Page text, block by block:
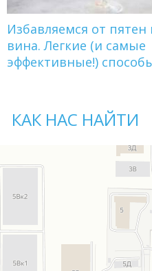
Избавляемся от пятен
вина. Легкие (и самые
эффективные!)
КАК НАС НАЙТИ